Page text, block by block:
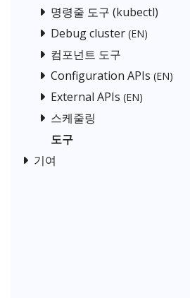
명령줄 도구 (kubectl)
Debug cluster (EN)
컴포넌트 도구
Configuration APIs (EN)
External APIs (EN)
스케줄링
도구
기여